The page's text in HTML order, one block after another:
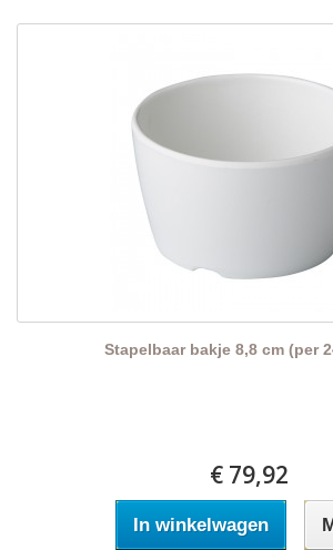
Stapelbaar bakje 8,8 cm (per
€ 79,92
In winkelwagen